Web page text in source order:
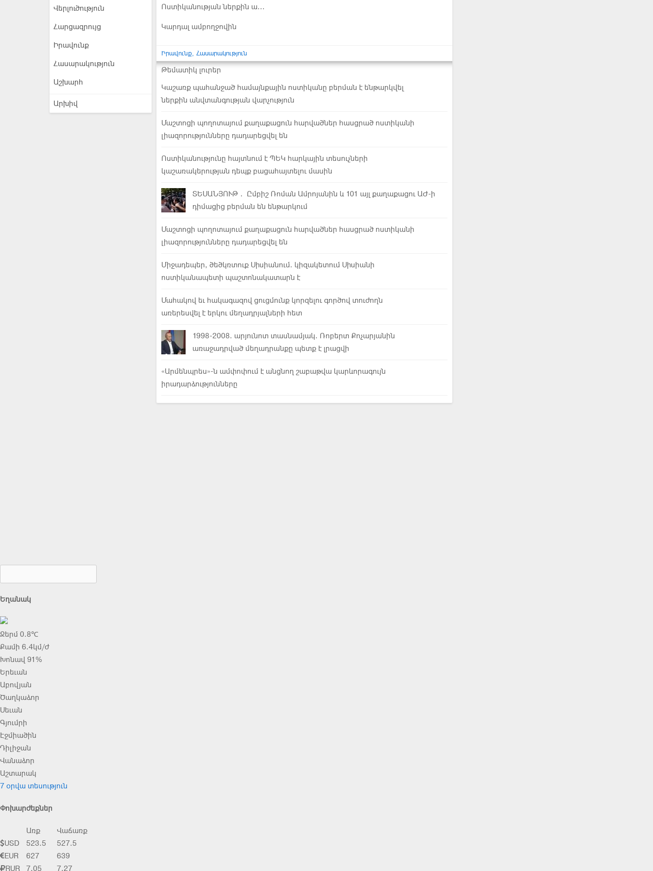
Վերլուծություն
Հարցազրույց
Իրավունք
Հասարակություն
Աշխարհ
Արխիվ
Ոստիկանության ներքին ա...
Կարդալ ամբողջովին
Իրավունք Հասարակություն
Թեմատիկ լուրեր
Կաշառք պահանջած համայնքային ոստիկանը բերման է ենթարկվել
ներքին անվտանգության վարչություն
Մաշտոցի պողոտայում քաղաքացուն հարվածներ հասցրած ոստիկանի
լիազորությունները դադարեցվել են
Ոստիկանությունը հայտնում է ՊԵԿ հարկային տեսուչների
կաշառակերության դեպք բացահայտելու մասին
ՏԵՍԱՆՅՈՒԹ․ Ըմբիշ Ռոման Ամրոյանին և 101 այլ քաղաքացու ԱԺ-ի
դիմացից բերման են ենթարկում
Մաշտոցի պողոտայում քաղաքացուն հարվածներ հասցրած ոստիկանի
լիազորությունները դադարեցվել են
Միջադեպեր, ծեծկռտուք Սիսիանում. կիզակետում Սիսիանի
ոստիկանապետի պաշտոնակատարն է
Մահակով եւ հակագազով ցուցմունք կորզելու գործով տուժողն
առերեսվել է երկու մեղադրյալների հետ
1998-2008. արյունոտ տասնամյակ. Ռոբերտ Քոչարյանին
առաջադրված մեղադրանքը պետք է լրացվի
«Արմենպրես»-ն ամփոփում է անցնող շաբաթվա կարևորագույն
իրադարձությունները
Եղանակ
Ջերմ 0.8℃
Քամի 6.4կմ/ժ
Խոնավ 91%
Երեւան
Աբովյան
Ծաղկաձոր
Սեւան
Գյումրի
Էջմիածին
Դիլիջան
Վանաձոր
Աշտարակ
7 օրվա տեսություն
Փոխարժեքներ
Առք
Վաճառք
USD
523.5
527.5
EUR
627
639
RUR
7.05 7.27